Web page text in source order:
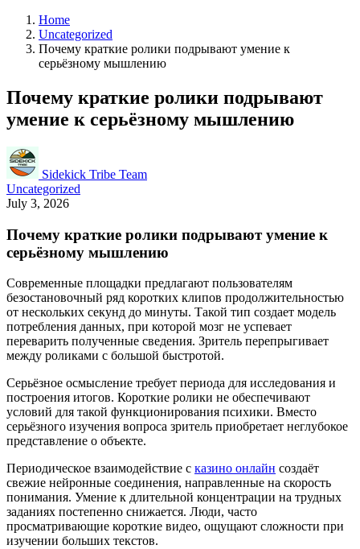
Home
Uncategorized
Почему краткие ролики подрывают умение к
серьёзному мышлению
Почему краткие ролики подрывают
умение к серьёзному мышлению
Sidekick Tribe Team
Uncategorized
July 3, 2026
Почему краткие ролики подрывают умение к
серьёзному мышлению
Современные площадки предлагают пользователям
безостановочный ряд коротких клипов продолжительностью
от нескольких секунд до минуты. Такой тип создает модель
потребления данных, при которой мозг не успевает
переварить полученные сведения. Зритель перепрыгивает
между роликами с большой быстротой.
Серьёзное осмысление требует периода для исследования и
построения итогов. Короткие ролики не обеспечивают
условий для такой функционирования психики. Вместо
серьёзного изучения вопроса зритель приобретает неглубокое
представление о объекте.
Периодическое взаимодействие с казино онлайн создаёт
свежие нейронные соединения, направленные на скорость
понимания. Умение к длительной концентрации на трудных
заданиях постепенно снижается. Люди, часто
просматривающие короткие видео, ощущают сложности при
изучении больших текстов.